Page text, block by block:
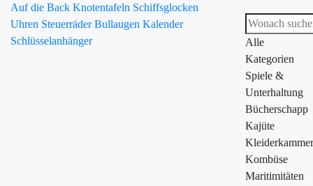
Auf die Back Knotentafeln Schiffsglocken
Uhren SteuerräderBullaugen Kalender
Schlüsselanhänger
Alle
Kategorien
Spiele &
Unterhaltung
Bücherschapp
Kajüte
Kleiderkammer
Kombüse
Maritimitäten